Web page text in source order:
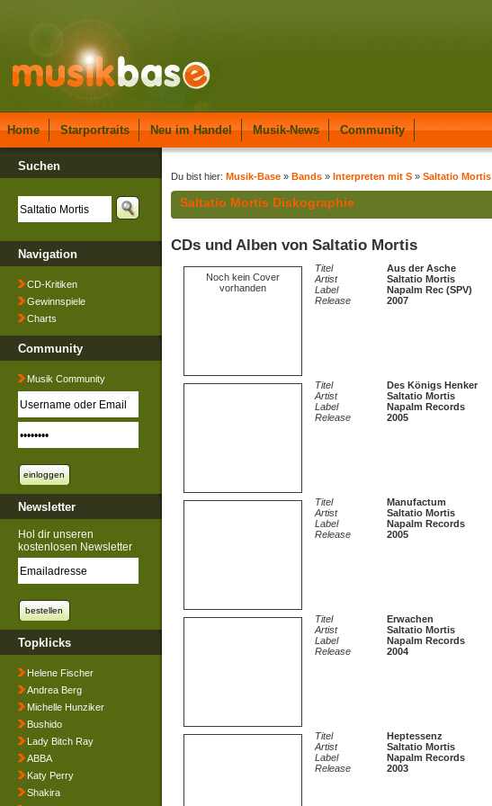
Home Starportraits Neu im Handel Musik-News Community
Suchen
Navigation
CD-Kritiken
Gewinnspiele
Charts
Community
Musik Community
Newsletter
Hol dir unseren
kostenlosen Newsletter
Topklicks
Helene Fischer
Andrea Berg
Michelle Hunziker
Bushido
Lady Bitch Ray
ABBA
Katy Perry
Shakira
Du bist hier: Musik-Base » Bands » Interpreten mit S » Saltatio Mortis
Saltatio Mortis Diskographie
CDs und Alben von Saltatio Mortis
Noch kein Cover
vorhanden
Titel
Aus der Asche
Artist
Saltatio Mortis
Label
Napalm Rec (SPV)
Release
2007
Titel
Des Königs Henker
Artist
Saltatio Mortis
Label
Napalm Records
Release
2005
Titel
Manufactum
Artist
Saltatio Mortis
Label
Napalm Records
Release
2005
Titel
Erwachen
Artist
Saltatio Mortis
Label
Napalm Records
Release
2004
Titel
Heptessenz
Artist
Saltatio Mortis
Label
Napalm Records
Release
2003